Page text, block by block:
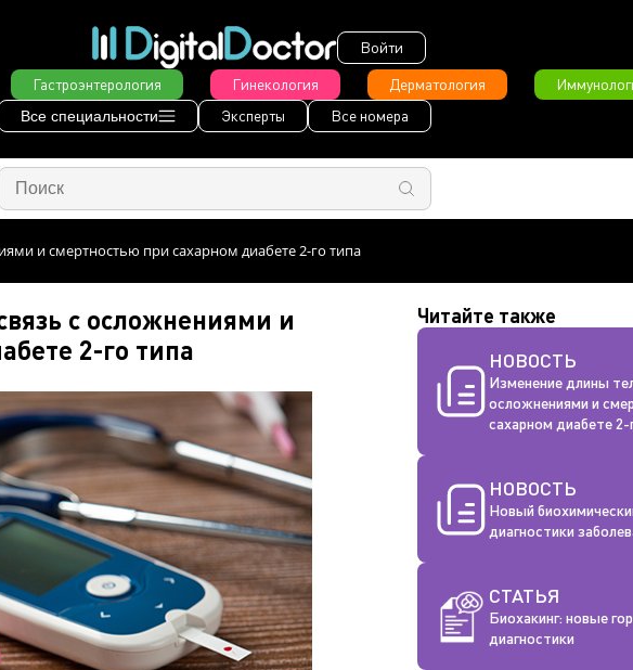
Войти
Гастроэнтерология Гинекология Дерматология
Все специальности Эксперты Все номера
и смертностью при сахарном диабете 2-го типа
с осложнениями и
2-го типа
Читайте также
НОВОСТЬ
Изменение длины
осложнениями и
сахарном диабете 2-
НОВОСТЬ
Новый
диагностики
СТАТЬЯ
Биохакинг: новые
диагностики